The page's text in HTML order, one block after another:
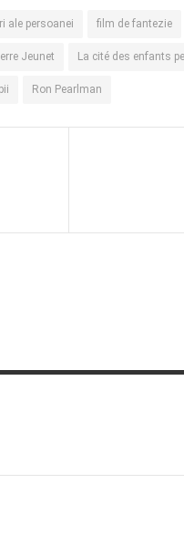
ale persoanei film de fantezie
Jeunet La cité des enfants
Ron Pearlman